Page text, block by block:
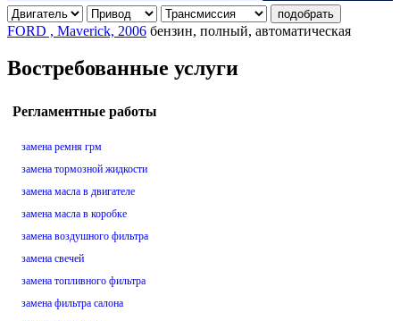
подобрать
FORD , Maverick, 2006 бензин, полный, автоматическая
Востребованные услуги
Регламентные работы
замена ремня грм
замена тормозной жидкости
замена масла в двигателе
замена масла в коробке
замена воздушного фильтра
замена свечей
замена топливного фильтра
замена фильтра салона